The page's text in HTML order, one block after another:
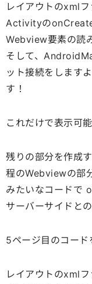
レイアウトのxml
Activityの
Webview要素の読
そして、
ット接続をします
す！
これだけで表示可能
残りの部分を作成
程のWebviewの部
みたいなコードで
サーバーサイドと
5ページ目のコード
レイアウトのxml